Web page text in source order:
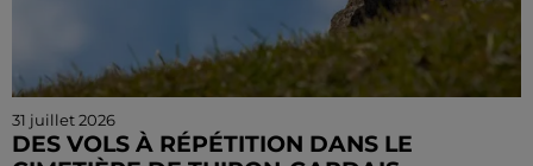
31 juillet 2026
DES VOLS À RÉPÉTITION DANS LE